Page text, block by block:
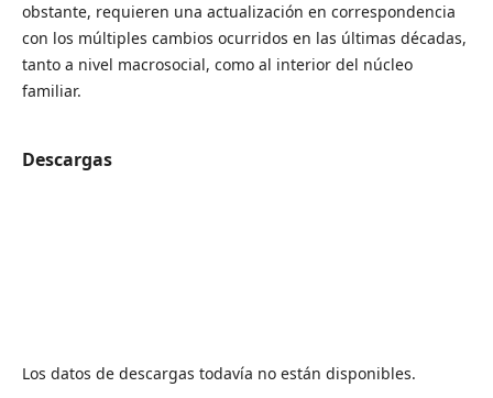
obstante, requieren una actualización en correspondencia
con los múltiples cambios ocurridos en las últimas décadas,
tanto a nivel macrosocial, como al interior del núcleo
familiar.
Descargas
Los datos de descargas todavía no están disponibles.